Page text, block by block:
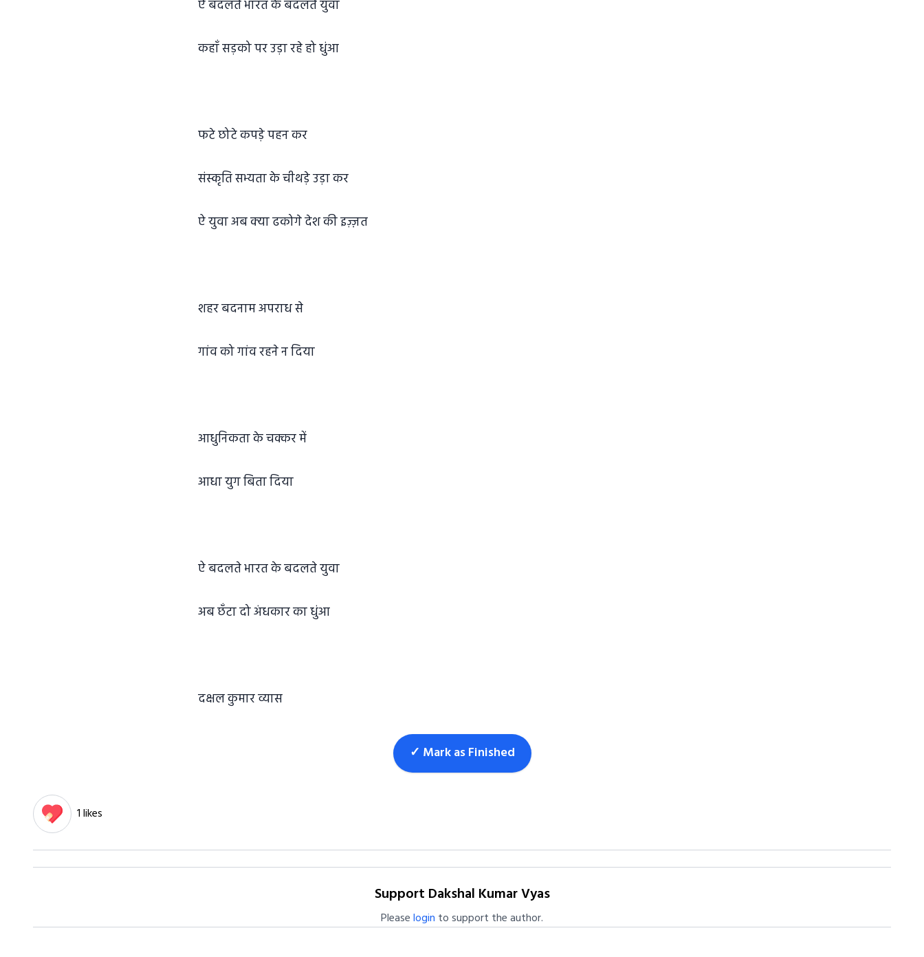
ऐ बदलते भारत के बदलते युवा
कहाँ सड़को पर उड़ा रहे हो धुंआ
फटे छोटे कपड़े पहन कर
संस्कृति सभ्यता के चीथड़े उड़ा कर
ऐ युवा अब क्या ढकोगे देश की इज़्ज़त
शहर बदनाम अपराध से
गांव को गांव रहने न दिया
आधुनिकता के चक्कर में
आधा युग बिता दिया
ऐ बदलते भारत के बदलते युवा
अब छँटा दो अंधकार का धुंआ
दक्षल कुमार व्यास
✓ Mark as Finished
1 likes
Support Dakshal Kumar Vyas
Pleaselogin to support the author.